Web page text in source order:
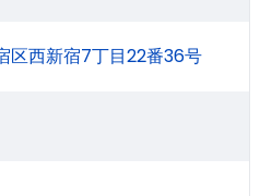
区西新宿7丁目22番36号